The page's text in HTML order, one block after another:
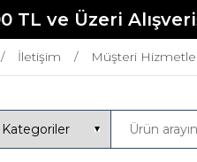
TL ve Üzeri
İletişim Müşteri